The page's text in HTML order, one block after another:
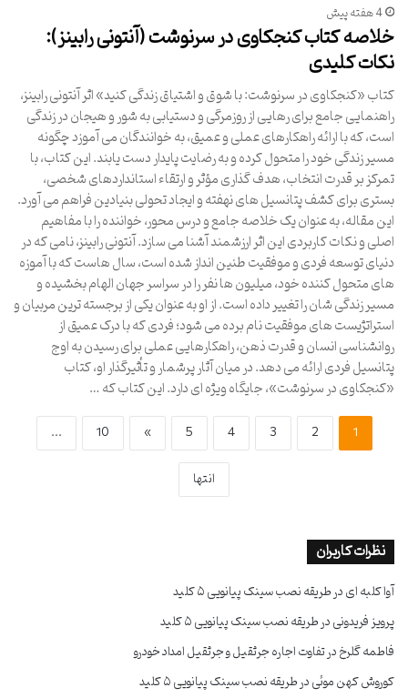
4 هفته پیش
خلاصه کتاب کنجکاوی در سرنوشت (آنتونی رابینز):
نکات کلیدی
کتاب «کنجکاوی در سرنوشت: با شوق و اشتیاق زندگی کنید» اثر آنتونی رابینز،
راهنمایی جامع برای رهایی از روزمرگی و دستیابی به شور و هیجان در زندگی
است، که با ارائه راهکارهای عملی و عمیق، به خوانندگان می آموزد چگونه
مسیر زندگی خود را متحول کرده و به رضایت پایدار دست یابند. این کتاب، با
تمرکز بر قدرت انتخاب، هدف گذاری مؤثر و ارتقاء استانداردهای شخصی،
بستری برای کشف پتانسیل های نهفته و ایجاد تحولی بنیادین فراهم می آورد.
این مقاله، به عنوان یک خلاصه جامع و درس محور، خواننده را با مفاهیم
اصلی و نکات کاربردی این اثر ارزشمند آشنا می سازد. آنتونی رابینز، نامی که در
دنیای توسعه فردی و موفقیت طنین انداز شده است، سال هاست که با آموزه
های متحول کننده خود، میلیون ها نفر را در سراسر جهان الهام بخشیده و
مسیر زندگی شان را تغییر داده است. از او به عنوان یکی از برجسته ترین مربیان و
استراتژیست های موفقیت نام برده می شود؛ فردی که با درک عمیق از
روانشناسی انسان و قدرت ذهن، راهکارهایی عملی برای رسیدن به اوج
پتانسیل فردی ارائه می دهد. در میان آثار پرشمار و تأثیرگذار او، کتاب
«کنجکاوی در سرنوشت»، جایگاه ویژه ای دارد. این کتاب که …
1
2
3
4
5
»
10
...
انتها
نظرات کاربران
آوا کلبه ایدرطریقه نصب سینک پیانویی ۵ کلید
پرویز فریدونیدرطریقه نصب سینک پیانویی ۵ کلید
فاطمه گلرخدرتفاوت اجاره جرثقیل و جرثقیل امداد خودرو
کوروش کهن موئیدرطریقه نصب سینک پیانویی ۵ کلید